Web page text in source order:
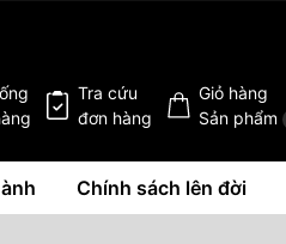
Tra cứu
đơn hàng
Giỏ hàng
Sản phẩm
Chính sách lên đời